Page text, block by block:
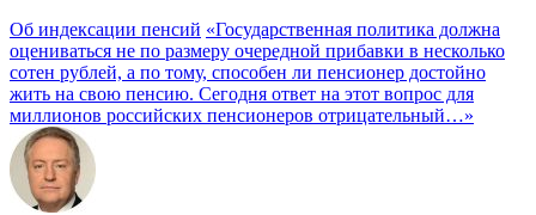
Об индексации пенсий «Государственная политика должна
оцениваться не по размеру очередной прибавки в несколько
сотен рублей, а по тому, способен ли пенсионер достойно
жить на свою пенсию. Сегодня ответ на этот вопрос для
миллионов российских пенсионеров отрицательный…»